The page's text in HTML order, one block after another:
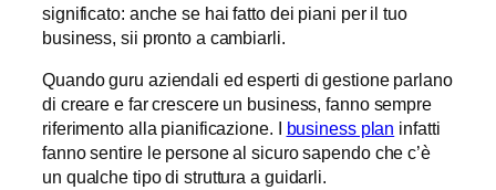
significato: anche se hai fatto dei piani per il tuo
business, sii pronto a cambiarli.
Quando guru aziendali ed esperti di gestione parlano
di creare e far crescere un business, fanno sempre
riferimento alla pianificazione. I business plan infatti
fanno sentire le persone al sicuro sapendo che c’è
un qualche tipo di struttura a guidarli.